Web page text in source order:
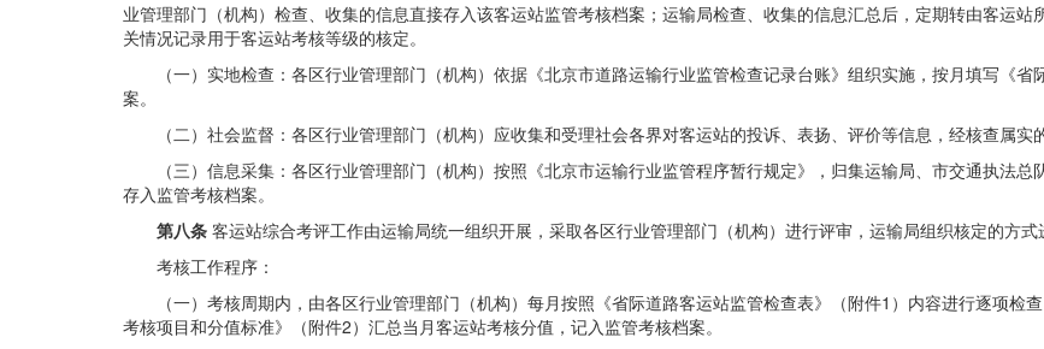
业管理部门（机构）检查、收集的信息直接存入该客运站监管考核档案；运输局检查、收集的信息汇总后，定期转由客运
关情况记录用于客运站考核等级的核定。
（一）实地检查：各区行业管理部门（机构）依据《北京市道路运输行业监管检查记录台账》组织实施，按月填写《
案。
（二）社会监督：各区行业管理部门（机构）应收集和受理社会各界对客运站的投诉、表扬、评价等信息，经核查属实
（三）信息采集：各区行业管理部门（机构）按照《北京市运输行业监管程序暂行规定》，归集运输局、市交通执法
存入监管考核档案。
第八条 客运站综合考评工作由运输局统一组织开展，采取各区行业管理部门（机构）进行评审，运输局组织核定的方式
考核工作程序：
（一）考核周期内，由各区行业管理部门（机构）每月按照《省际道路客运站监管检查表》（附件1）内容进行逐项
考核项目和分值标准》（附件2）汇总当月客运站考核分值，记入监管考核档案。